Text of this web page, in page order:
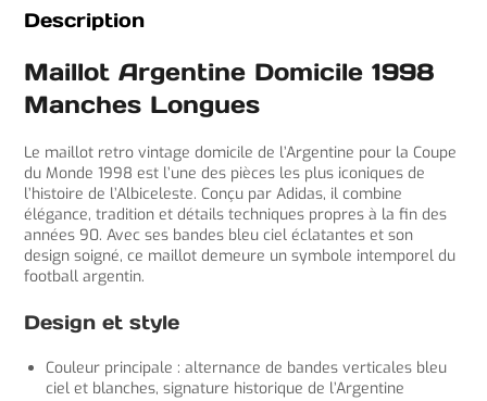
Description
Maillot Argentine Domicile 1998
Manches Longues
Le maillot retro vintage domicile de l’Argentine pour la Coupe
du Monde 1998 est l’une des pièces les plus iconiques de
l’histoire de l’Albiceleste. Conçu par Adidas, il combine
élégance, tradition et détails techniques propres à la fin des
années 90. Avec ses bandes bleu ciel éclatantes et son
design soigné, ce maillot demeure un symbole intemporel du
football argentin.
Design et style
Couleur principale : alternance de bandes verticales bleu
ciel et blanches, signature historique de l’Argentine